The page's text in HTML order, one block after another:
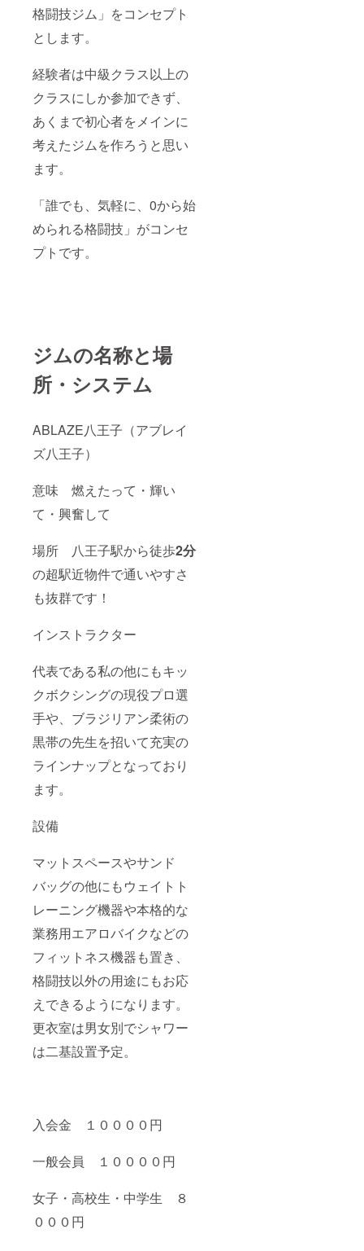
格闘技ジム」をコンセプト
とします。
経験者は中級クラス以上の
クラスにしか参加できず、
あくまで初心者をメインに
考えたジムを作ろうと思い
ます。
「誰でも、気軽に、0から始
められる格闘技」がコンセ
プトです。
ジムの名称と場
所・システム
ABLAZE八王子（アブレイ
ズ八王子）
意味 燃えたって・輝い
て・興奮して
場所 八王子駅から徒歩2分
の超駅近物件で通いやすさ
も抜群です！
インストラクター
代表である私の他にもキッ
クボクシングの現役プロ選
手や、ブラジリアン柔術の
黒帯の先生を招いて充実の
ラインナップとなっており
ます。
設備
マットスペースやサンド
バッグの他にもウェイトト
レーニング機器や本格的な
業務用エアロバイクなどの
フィットネス機器も置き、
格闘技以外の用途にもお応
えできるようになります。
更衣室は男女別でシャワー
は二基設置予定。
入会金 １００００円
一般会員 １００００円
女子・高校生・中学生 ８
０００円